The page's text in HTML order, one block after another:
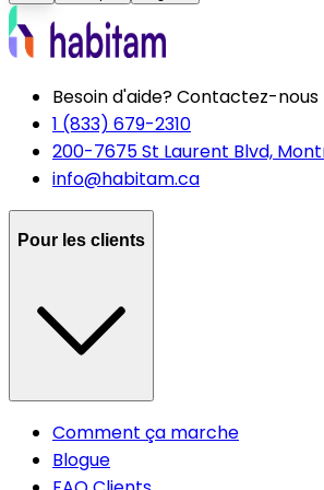
Besoin d'aide? Contactez-nous
1 (833) 679-2310
200-7675 St Laurent Blvd,
info@habitam.ca
Pour les clients
Comment ça marche
Blogue